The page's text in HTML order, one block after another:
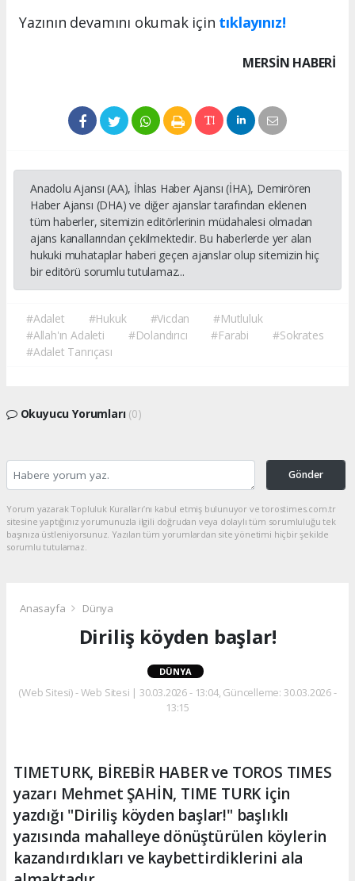
Yazının devamını okumak için tıklayınız!
MERSIN HABERİ
Anadolu Ajansı (AA), İhlas Haber Ajansı (İHA), Demirören
Haber Ajansı (DHA) ve diğer ajanslar tarafından eklenen
tüm haberler, sitemizin editörlerinin müdahalesi olmadan
ajans kanallarından çekilmektedir. Bu haberlerde yer alan
hukuki muhataplar haberi geçen ajanslar olup sitemizin hiç
bir editörü sorumlu tutulamaz...
#Adalet #Hukuk #Vicdan
#Mutluluk
#Allah'ın Adaleti
#Dolandırıcı #Farabi
#Sokrates
#Adalet Tanrıçası
Okuyucu Yorumları (0)
Gönder
Yorum yazarak Topluluk Kuralları’nı kabul etmiş bulunuyor ve torostimes.com.tr
sitesine yaptığınız yorumunuzla ilgili doğrudan veya dolaylı tüm sorumluluğu tek
başınıza üstleniyorsunuz. Yazılan tüm yorumlardan site yönetimi hiçbir şekilde
sorumlu tutulamaz.
Anasayfa Dünya
Diriliş köyden başlar!
DÜNYA
(Web Sitesi) - Web Sitesi | 30.03.2026 - 13:04, Güncelleme: 30.03.2026 -
13:15
TIMETURK, BİREBİR HABER ve TOROS TIMES
yazarı Mehmet ŞAHİN, TIME TURK için
yazdığı "Diriliş köyden başlar!" başlıklı
yazısında mahalleye dönüştürülen köylerin
kazandırdıkları ve kaybettirdiklerini ala